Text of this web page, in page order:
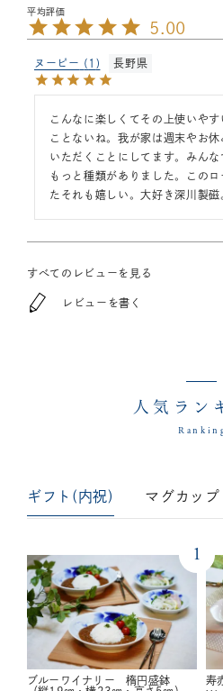
5.00
ヌーピー 1 長野県
こんなに楽しくてその上使いや
ことないね。我が家は週末やお
いただくことにしてます。みん
もっと種類がありました。この
たそれも嬉しい。大好き深川製磁
すべてのレビューを見る
レビューを書く
人気ラン
ギフト(内祝) マグカップ
1
ブルーワイナリー 楕円盛鉢
寿